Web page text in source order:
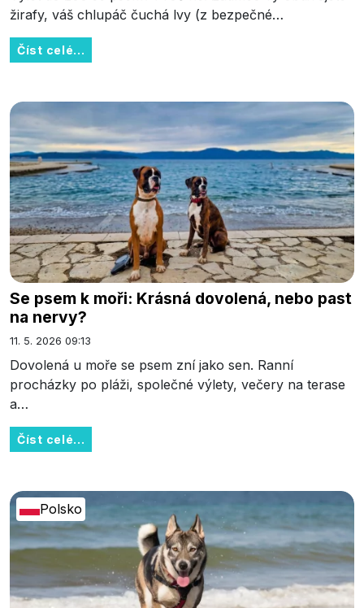
žirafy, váš chlupáč čuchá lvy (z bezpečné…
Číst celé...
Se psem k moři: Krásná dovolená, nebo past
na nervy?
11. 5. 2026 09:13
Dovolená u moře se psem zní jako sen. Ranní
procházky po pláži, společné výlety, večery na terase
a…
Číst celé...
Polsko